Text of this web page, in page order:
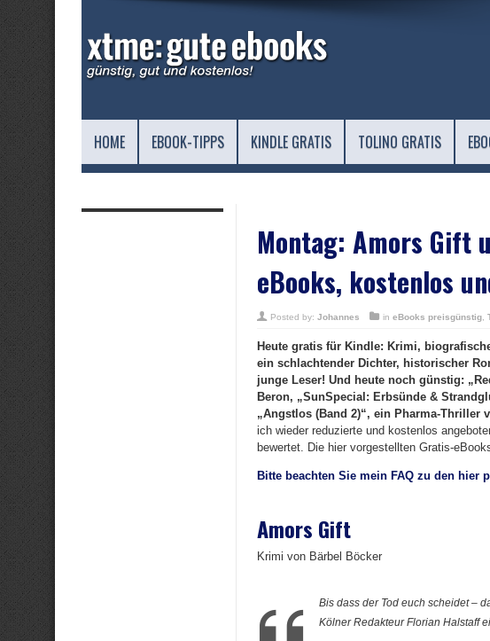
HOME EBOOK-TIPPS KINDLE GRATIS TOLINO GRATIS
Montag: Amors Gift
eBooks, kostenlos
Posted by: Johannes in eBooks preisgünstig
Heute gratis für Kindle: Krimi,
ein schlachtender Dichter, historischer
junge Leser! Und heute noch günstig:
Beron, „SunSpecial: Erbsünde &
„Angstlos (Band 2)“, ein Pharma-Thriller
ich wieder reduzierte und kostenlos
bewertet. Die hier vorgestellten Gratis-
Bitte beachten Sie mein FAQ zu den hier
Amors Gift
Krimi von Bärbel Böcker
Bis dass der Tod euch scheidet –
Kölner Redakteur Florian Halstaff